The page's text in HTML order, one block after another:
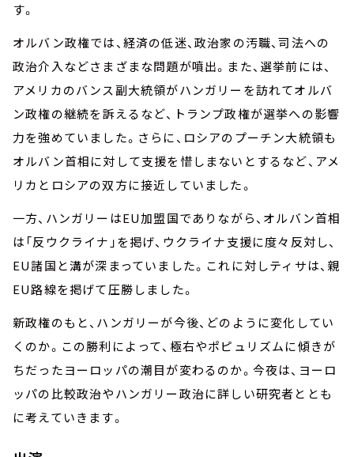
す。
オルバン政権では、経済の低迷、政治家の汚職、司法への
政治介入などさまざまな問題が噴出。また、選挙前には、
アメリカのバンス副大統領がハンガリーを訪れてオルバ
ン政権の継続を訴えるなど、トランプ政権が選挙への影響
力を強めていました。さらに、ロシアのプーチン大統領も
オルバン首相に対して支援を惜しまないとするなど、アメ
リカとロシアの双方に接近していました。
一方、ハンガリーはEU加盟国でありながら、オルバン首相
は「反ウクライナ」を掲げ、ウクライナ支援に度々反対し、
EU諸国と溝が深まっていました。これに対しティサは、親
EU路線を掲げて圧勝しました。
新政権のもと、ハンガリーが今後、どのように変化してい
くのか。この勝利によって、極右やポピュリズムに傾きが
ちだったヨーロッパの潮目が変わるのか。今夜は、ヨーロ
ッパの比較政治やハンガリー政治に詳しい研究者ととも
に考えていきます。